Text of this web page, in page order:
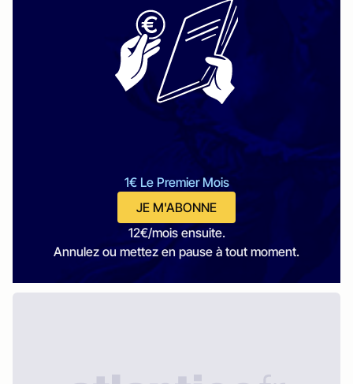
1€ Le Premier Mois
JE M'ABONNE
12€/mois ensuite.
Annulez ou mettez en pause à tout moment.